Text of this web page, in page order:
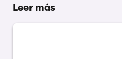
Leer más